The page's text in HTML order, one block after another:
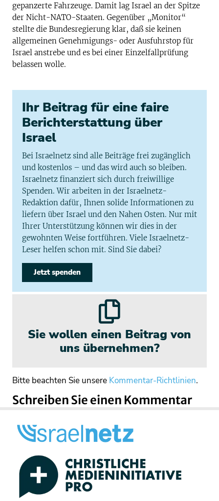
gepanzerte Fahrzeuge. Damit lag Israel an der Spitze
der Nicht-NATO-Staaten. Gegenüber „Monitor“
stellte die Bundesregierung klar, daß sie keinen
allgemeinen Genehmigungs- oder Ausfuhrstop für
Israel anstrebe und es bei einer Einzelfallprüfung
belassen wolle.
Ihr Beitrag für eine faire
Berichterstattung über
Israel
Bei Israelnetz sind alle Beiträge frei zugänglich
und kostenlos – und das wird auch so bleiben.
Israelnetz finanziert sich durch freiwillige
Spenden. Wir arbeiten in der Israelnetz-
Redaktion dafür, Ihnen solide Informationen zu
liefern über Israel und den Nahen Osten. Nur mit
Ihrer Unterstützung können wir dies in der
gewohnten Weise fortführen. Viele Israelnetz-
Leser helfen schon mit. Sind Sie dabei?
Jetzt spenden
Sie wollen einen Beitrag von
uns übernehmen?
Bitte beachten Sie unsere Kommentar-Richtlinien.
Schreiben Sie einen Kommentar